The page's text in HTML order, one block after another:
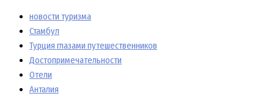
новости туризма
Стамбул
Турция глазами путешественников
Достопримечательности
Отели
Анталия